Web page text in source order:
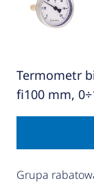
Termometr
fi100 mm,
Grupa